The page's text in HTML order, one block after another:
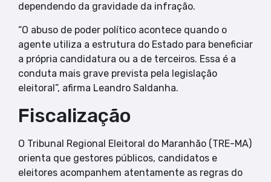
dependendo da gravidade da infração.
“O abuso de poder político acontece quando o
agente utiliza a estrutura do Estado para beneficiar
a própria candidatura ou a de terceiros. Essa é a
conduta mais grave prevista pela legislação
eleitoral”, afirma Leandro Saldanha.
Fiscalização
O Tribunal Regional Eleitoral do Maranhão (TRE-MA)
orienta que gestores públicos, candidatos e
eleitores acompanhem atentamente as regras do